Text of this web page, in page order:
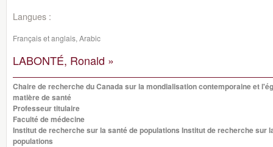
Langues :
Français et anglais, Arabic
LABONTÉ, Ronald »
Chaire de recherche du Canada sur la mondialisation contemporaine et
matière de santé
Professeur titulaire
Faculté de médecine
Institut de recherche sur la santé de populations Institut de recherche sur
populations